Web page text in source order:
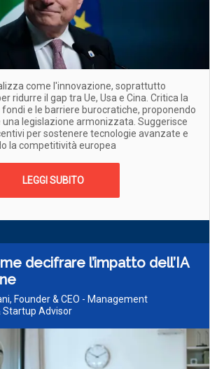
come l'innovazione, soprattutto
ridurre il gap tra Ue, Usa e Cina. Critica la
e le barriere burocratiche, proponendo
una legislazione armonizzata. Suggerisce
per sostenere tecnologie avanzate e
la competitività europea
LEGGI SUBITO
decifrare l’impatto dell’IA
Founder & CEO - Management
Startup Advisor